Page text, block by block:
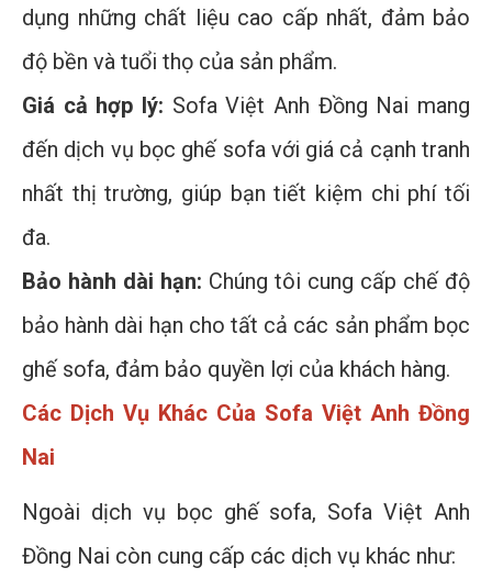
dụng những chất liệu cao cấp nhất, đảm bảo
độ bền và tuổi thọ của sản phẩm.
Giá cả hợp lý: Sofa Việt Anh Đồng Nai mang
đến dịch vụ bọc ghế sofa với giá cả cạnh tranh
nhất thị trường, giúp bạn tiết kiệm chi phí tối
đa.
Bảo hành dài hạn: Chúng tôi cung cấp chế độ
bảo hành dài hạn cho tất cả các sản phẩm bọc
ghế sofa, đảm bảo quyền lợi của khách hàng.
Các Dịch Vụ Khác Của Sofa Việt Anh Đồng
Nai
Ngoài dịch vụ bọc ghế sofa, Sofa Việt Anh
Đồng Nai còn cung cấp các dịch vụ khác như: